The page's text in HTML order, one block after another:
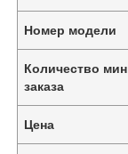
Номер модели
Количество мин
заказа
Цена